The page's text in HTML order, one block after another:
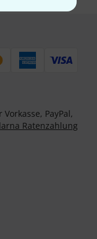
PayPal,
Ratenzahlung